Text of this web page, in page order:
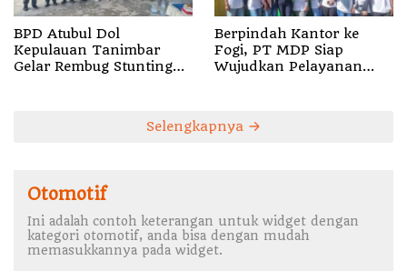
BPD Atubul Dol
Kepulauan Tanimbar
Gelar Rembug Stunting
Berpindah Kantor ke
Fogi, PT MDP Siap
Wujudkan Pelayanan
Selengkapnya
Otomotif
Ini adalah contoh keterangan untuk widget dengan
kategori otomotif, anda bisa dengan mudah
memasukkannya pada widget.